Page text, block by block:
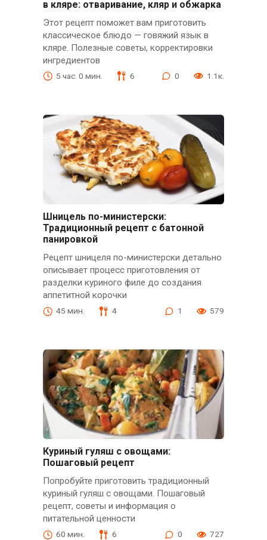
в кляре: отваривание, кляр и обжарка
Этот рецепт поможет вам приготовить
классическое блюдо — говяжий язык в
кляре. Полезные советы, корректировки
ингредиентов
5 час. 0 мин. 6 0 1.1к.
Шницель по-министерски:
Традиционный рецепт с батонной
панировкой
Рецепт шницеля по-министерски детально
описывает процесс приготовления от
разделки куриного филе до создания
аппетитной корочки
45 мин. 4 1 579
Куриный гуляш с овощами:
Пошаговый рецепт
Попробуйте приготовить традиционный
куриный гуляш с овощами. Пошаговый
рецепт, советы и информация о
питательной ценности
60 мин. 6 0 727